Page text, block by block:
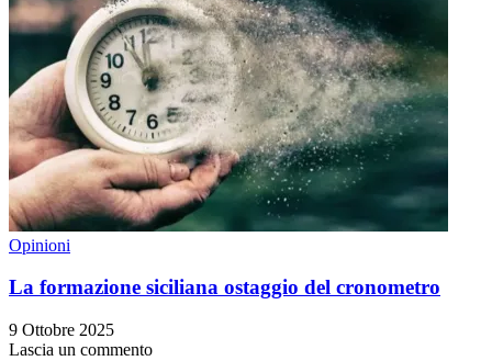
Opinioni
La formazione siciliana ostaggio del cronometro
9 Ottobre 2025
Lascia un commento